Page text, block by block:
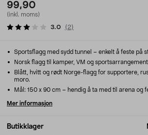
99,90
(inkl. moms)
3.0 ( 2)
Butikklager
Sportsflagg med sydd tunnel – enkelt å feste på
Norsk flagg til kamper, VM og
Blått, hvitt og rødt Norge-flagg for supportere,
moro.
Mål: 150 x 90 cm – hendig å ta med til arena og
Mer informasjon